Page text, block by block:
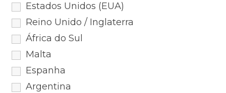
Estados Unidos (EUA)
Reino Unido / Inglaterra
África do Sul
Malta
Espanha
Argentina